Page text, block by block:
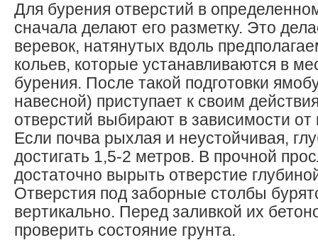
Для бурения отверстий в
сначала делают его разметку. Это
веревок, натянутых вдоль
кольев, которые устанавливаются в
бурения. После такой подготовки
навесной) приступает к своим
отверстий выбирают в зависимости от
Если почва рыхлая и неустойчивая,
достигать 1,5-2 метров. В прочной
достаточно вырыть отверстие
Отверстия под заборные столбы
вертикально. Перед заливкой их
проверить состояние грунта.